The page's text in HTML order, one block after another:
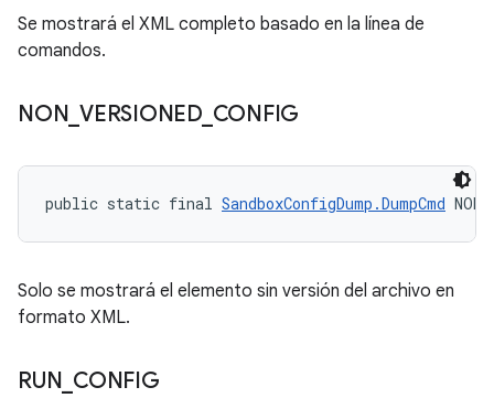
Se mostrará el XML completo basado en la línea de
comandos.
NON VERSIONED_ CONFIG
public static final SandboxConfigDump.DumpCmd
Solo se mostrará el elemento sin versión del archivo en
formato XML.
RUN CONFIG